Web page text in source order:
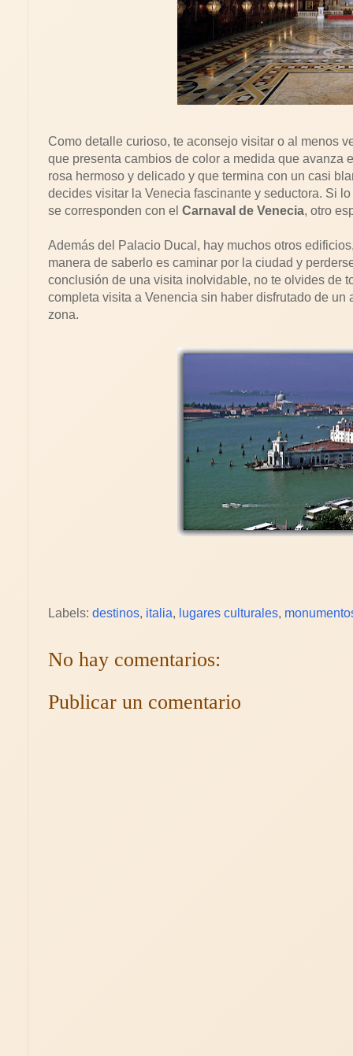
Como detalle curioso, te aconsejo visitar o al menos
que presenta cambios de color a medida que avanza
rosa hermoso y delicado y que termina con un casi
decides visitar la Venecia fascinante y seductora. Si
se corresponden con el Carnaval de Venecia, otro
Además del Palacio Ducal, hay muchos otros
manera de saberlo es caminar por la ciudad y
conclusión de una visita inolvidable, no te olvides de
completa visita a Venencia sin haber disfrutado de
zona.
Labels: destinos, italia, lugares culturales,
No hay comentarios:
Publicar un comentario